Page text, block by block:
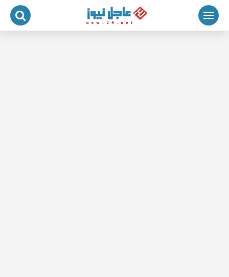
التجاوز
المحتوى